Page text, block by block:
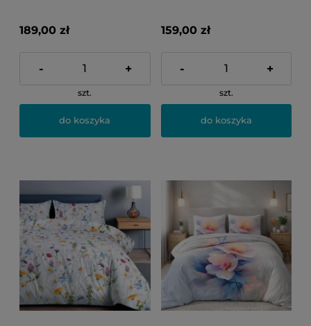
189,00 zł
- +
szt.
do koszyka
159,00 zł
- +
szt.
do koszyka